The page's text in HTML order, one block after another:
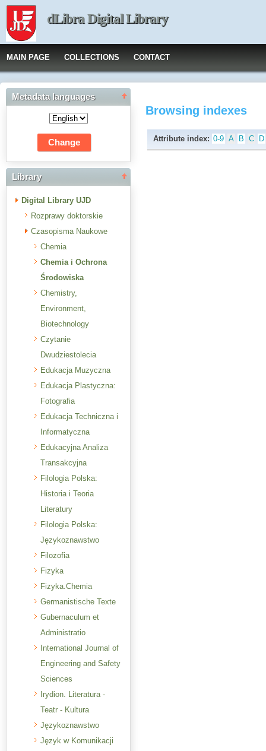
dLibra Digital Library
MAIN PAGE COLLECTIONS CONTACT
Metadata languages
Library
Digital Library UJD
Rozprawy doktorskie
Czasopisma Naukowe
Chemia
Chemia i Ochrona
Środowiska
Chemistry,
Environment,
Biotechnology
Czytanie
Dwudziestolecia
Edukacja Muzyczna
Edukacja Plastyczna:
Fotografia
Edukacja Techniczna i
Informatyczna
Edukacyjna Analiza
Transakcyjna
Filologia Polska:
Historia i Teoria
Literatury
Filologia Polska:
Językoznawstwo
Filozofia
Fizyka
Fizyka.Chemia
Germanistische Texte
Gubernaculum et
Administratio
International Journal of
Engineering and Safety
Sciences
Irydion. Literatura -
Teatr - Kultura
Językoznawstwo
Język w Komunikacji
Browsing indexes
Attribute index: 0-9 A B C D